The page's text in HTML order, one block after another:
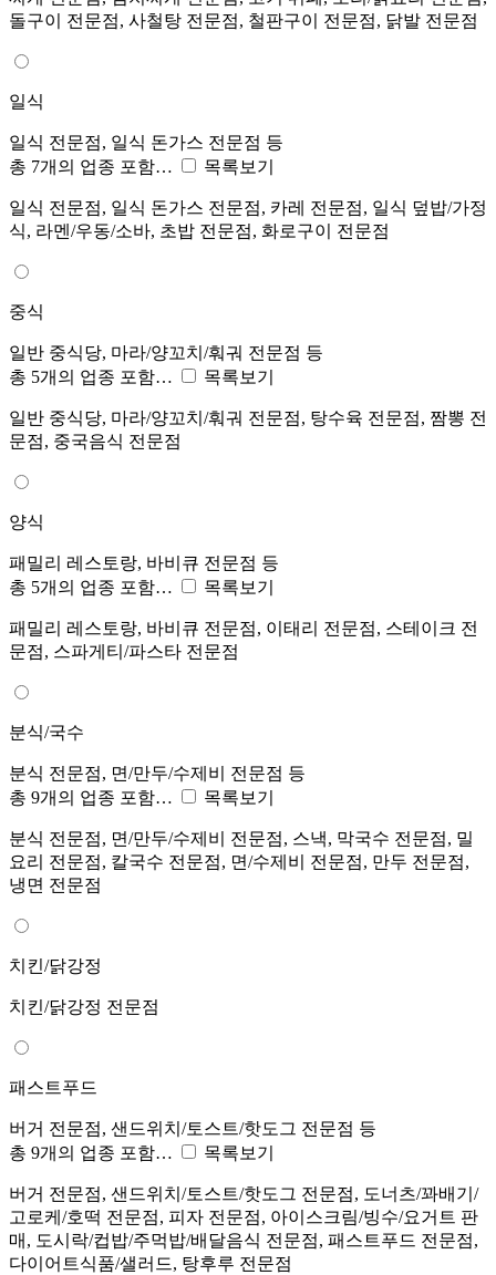
돌구이 전문점, 사철탕 전문점, 철판구이 전문점, 닭발 전문점
일식
일식 전문점, 일식 돈가스 전문점 등
총 7개의 업종 포함…
목록보기
일식 전문점, 일식 돈가스 전문점, 카레 전문점, 일식 덮밥/가정
식, 라멘/우동/소바, 초밥 전문점, 화로구이 전문점
중식
일반 중식당, 마라/양꼬치/훠궈 전문점 등
총 5개의 업종 포함…
목록보기
일반 중식당, 마라/양꼬치/훠궈 전문점, 탕수육 전문점, 짬뽕 전
문점, 중국음식 전문점
양식
패밀리 레스토랑, 바비큐 전문점 등
총 5개의 업종 포함…
목록보기
패밀리 레스토랑, 바비큐 전문점, 이태리 전문점, 스테이크 전
문점, 스파게티/파스타 전문점
분식/국수
분식 전문점, 면/만두/수제비 전문점 등
총 9개의 업종 포함…
목록보기
분식 전문점, 면/만두/수제비 전문점, 스낵, 막국수 전문점, 밀
요리 전문점, 칼국수 전문점, 면/수제비 전문점, 만두 전문점,
냉면 전문점
치킨/닭강정
치킨/닭강정 전문점
패스트푸드
버거 전문점, 샌드위치/토스트/핫도그 전문점 등
총 9개의 업종 포함…
목록보기
버거 전문점, 샌드위치/토스트/핫도그 전문점, 도너츠/꽈배기/
고로케/호떡 전문점, 피자 전문점, 아이스크림/빙수/요거트 판
매, 도시락/컵밥/주먹밥/배달음식 전문점, 패스트푸드 전문점,
다이어트식품/샐러드, 탕후루 전문점